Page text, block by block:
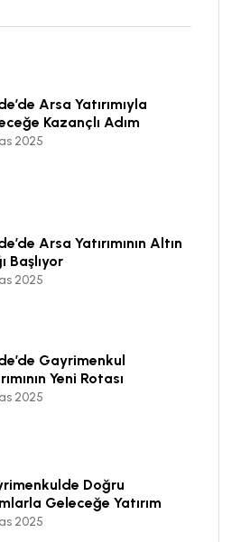
Arsa Yatırımıyla
Kazançlı Adım
2025
Arsa Yatırımının Altın
Başlıyor
2025
Gayrimenkul
Yeni Rotası
2025
Doğru
Geleceğe Yatırım
2025